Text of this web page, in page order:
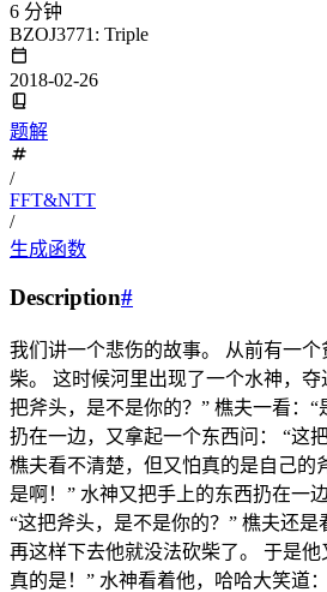
6 分钟
BZOJ3771: Triple
2018-02-26
题解
/
FFT&NTT
/
生成函数
Description#
我们讲一个悲伤的故事。 从前有一
柴。 这时候河里出现了一个水神，
把斧头，是不是你的？” 樵夫一看：“
扔在一边，又拿起一个东西问： “这
樵夫看不清楚，但又怕真的是自己的
是啊！” 水神又把手上的东西扔在一
“这把斧头，是不是你的？” 樵夫还
再这样下去他就没法砍柴了。 于是他
真的是！” 水神看着他，哈哈大笑道